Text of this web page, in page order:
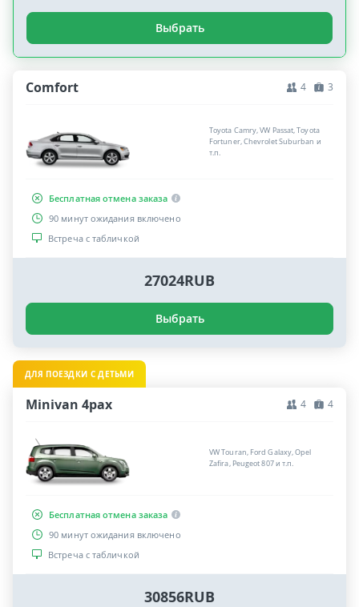
Выбрать
Comfort 4 3
Toyota Camry, VW Passat, Toyota
Fortuner, Chevrolet Suburban и
т.п.
Бесплатная отмена заказа
90 минут ожидания включено
Встреча с табличкой
27024RUB
Выбрать
ДЛЯ ПОЕЗДКИ С ДЕТЬМИ
Minivan 4pax 4 4
VW Touran, Ford Galaxy, Opel
Zafira, Peugeot 807 и т.п.
Бесплатная отмена заказа
90 минут ожидания включено
Встреча с табличкой
30856RUB